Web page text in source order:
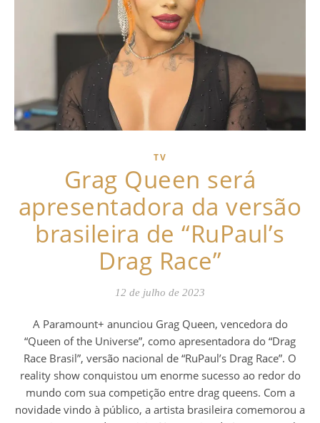
TV
Grag Queen será
apresentadora da versão
brasileira de “RuPaul’s
Drag Race”
12 de julho de 2023
A Paramount+ anunciou Grag Queen, vencedora do
“Queen of the Universe”, como apresentadora do “Drag
Race Brasil”, versão nacional de “RuPaul’s Drag Race”. O
reality show conquistou um enorme sucesso ao redor do
mundo com sua competição entre drag queens. Com a
novidade vindo à público, a artista brasileira comemorou a